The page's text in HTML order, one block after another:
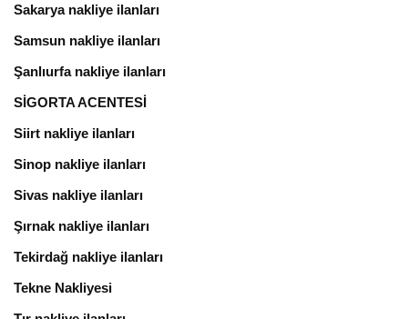
Sakarya nakliye ilanları
Samsun nakliye ilanları
Şanlıurfa nakliye ilanları
SİGORTA ACENTESİ
Siirt nakliye ilanları
Sinop nakliye ilanları
Sivas nakliye ilanları
Şırnak nakliye ilanları
Tekirdağ nakliye ilanları
Tekne Nakliyesi